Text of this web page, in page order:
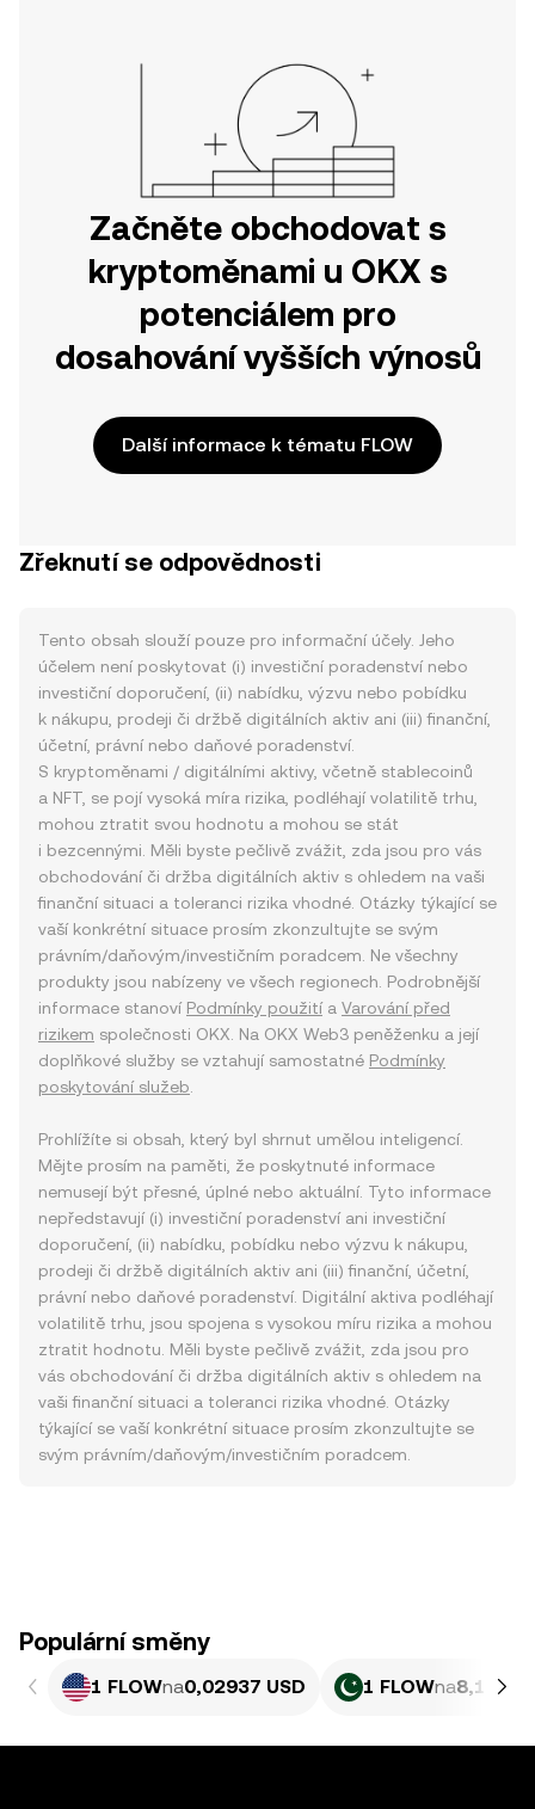
Začněte obchodovat s
kryptoměnami u OKX s
potenciálem pro
dosahování vyšších výnosů
Další informace k tématu FLOW
Zřeknutí se odpovědnosti
Tento obsah slouží pouze pro informační účely. Jeho
účelem není poskytovat (i) investiční poradenství nebo
investiční doporučení, (ii) nabídku, výzvu nebo pobídku
k nákupu, prodeji či držbě digitálních aktiv ani (iii) finanční,
účetní, právní nebo daňové poradenství.
S kryptoměnami / digitálními aktivy, včetně stablecoinů
a NFT, se pojí vysoká míra rizika, podléhají volatilitě trhu,
mohou ztratit svou hodnotu a mohou se stát
i bezcennými. Měli byste pečlivě zvážit, zda jsou pro vás
obchodování či držba digitálních aktiv s ohledem na vaši
finanční situaci a toleranci rizika vhodné. Otázky týkající se
vaší konkrétní situace prosím zkonzultujte se svým
právním/daňovým/investičním poradcem. Ne všechny
produkty jsou nabízeny ve všech regionech. Podrobnější
informace stanoví Podmínky použitía Varování před
rizikem společnosti OKX. Na OKX Web3 peněženku a její
doplňkové služby se vztahují samostatné Podmínky
poskytování služeb
Prohlížíte si obsah, který byl shrnut umělou inteligencí.
Mějte prosím na paměti, že poskytnuté informace
nemusejí být přesné, úplné nebo aktuální. Tyto informace
nepředstavují (i) investiční poradenství ani investiční
doporučení, (ii) nabídku, pobídku nebo výzvu k nákupu,
prodeji či držbě digitálních aktiv ani (iii) finanční, účetní,
právní nebo daňové poradenství. Digitální aktiva podléhají
volatilitě trhu, jsou spojena s vysokou míru rizika a mohou
ztratit hodnotu. Měli byste pečlivě zvážit, zda jsou pro
vás obchodování či držba digitálních aktiv s ohledem na
vaši finanční situaci a toleranci rizika vhodné. Otázky
týkající se vaší konkrétní situace prosím zkonzultujte se
svým právním/daňovým/investičním poradcem.
Populární směny
1 FLOWna0,02937 USD 1 FLOWna8,161